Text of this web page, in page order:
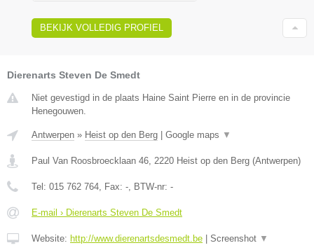
BEKIJK VOLLEDIG PROFIEL
Dierenarts Steven De Smedt
Niet gevestigd in de plaats Haine Saint Pierre en in de provincie
Henegouwen.
Antwerpen » Heist op den Berg | Google maps ▼
Paul Van Roosbroecklaan 46 2220 Heist op den Berg (Antwerpen)
Tel: 015 762 764 , Fax: - , BTW-nr: -
E-mail › Dierenarts Steven De Smedt
Website: http://www.dierenartsdesmedt.be | Screenshot ▼